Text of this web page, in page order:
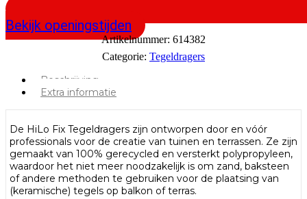
Bekijk openingstijden
Artikelnummer: 614382
Categorie: Tegeldragers
Beschrijving
Extra informatie
De HiLo Fix Tegeldragers zijn ontworpen door en vóór
professionals voor de creatie van tuinen en terrassen. Ze zijn
gemaakt van 100% gerecycled en versterkt polypropyleen,
waardoor het niet meer noodzakelijk is om zand, baksteen
of andere methoden te gebruiken voor de plaatsing van
(keramische) tegels op balkon of terras.